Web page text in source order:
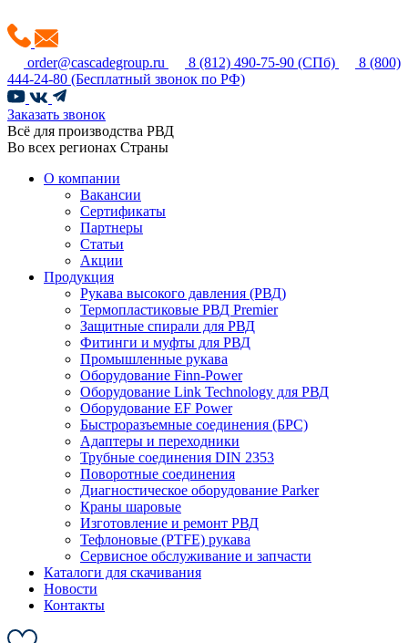
order@cascadegroup.ru 8 (812) 490-75-90 (СПб)
8 (800)
444-24-80 (Бесплатный звонок по РФ)
Заказать звонок
Всё для производства РВД
Во всех регионах Страны
О компании
Вакансии
Сертификаты
Партнеры
Статьи
Акции
Продукция
Рукава высокого давления (РВД)
Термопластиковые РВД Premier
Защитные спирали для РВД
Фитинги и муфты для РВД
Промышленные рукава
Оборудование Finn-Power
Оборудование Link Technology для РВД
Оборудование EF Power
Быстроразъемные соединения (БРС)
Адаптеры и переходники
Трубные соединения DIN 2353
Поворотные соединения
Диагностическое оборудование Parker
Краны шаровые
Изготовление и ремонт РВД
Тефлоновые (PTFE) рукава
Сервисное обслуживание и запчасти
Каталоги для скачивания
Новости
Контакты